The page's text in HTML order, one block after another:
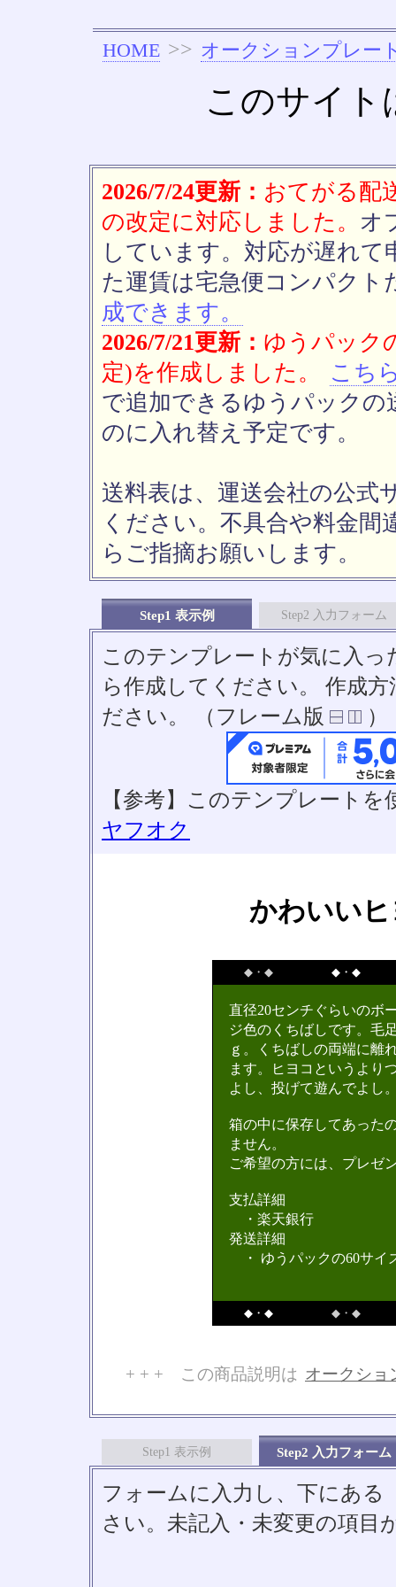
HOME >> オークションプレー
このサイト
2026/7/24更新： おてがる配
の改定に対応しました。 オ
しています。対応が遅れ
た運賃は宅急便コンパクト
成できます。
2026/7/21更新： ゆうパック
定)を作成しました。
こち
で追加できるゆうパックの
のに入れ替え予定です。
送料表は、運送会社の公式
ください。不具合や料金間
らご指摘お願いします。
Step1 表示例 Step2 入力フォーム
このテンプレートが気に入っ
ら作成してください。 作成
ださい。 （フレーム版
）
【参考】このテンプレート
ヤフオク
かわいい
◆・◆ ◆・◆
直径20センチぐらいのボ
ジ色のくちばしです。毛
ｇ。くちばしの両端に離
ます。ヒヨコというより
よし、投げて遊んでよし
箱の中に保存してあった
ません。
ご希望の方には、プレゼ
支払詳細
・楽天銀行
発送詳細
・ ゆうパックの60サイ
◆・◆ ◆・◆
+ + + この商品説明は オークショ
Step1 表示例 Step2 入力フォーム
フォームに入力し、下にあ
さい。未記入・未変更の項目